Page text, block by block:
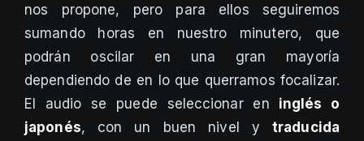
nos propone, pero para ellos seguiremos
sumando horas en nuestro minutero, que
podrán oscilar en una gran mayoría
dependiendo de en lo que querramos focalizar.
El audio se puede seleccionar en inglés o
japonés, con un buen nivel ytraducida